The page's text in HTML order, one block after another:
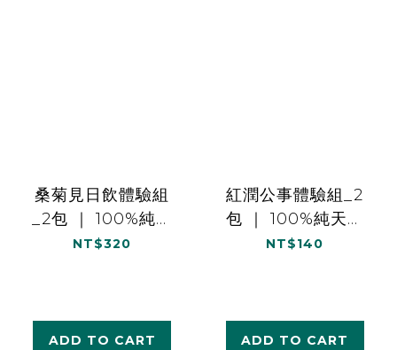
桑菊見日飲體驗組
_2包 ｜ 100%純天
然食材
NT$320
ADD TO CART
紅潤公事體驗組_2
包 ｜ 100%純天然
食材
NT$140
ADD TO CART